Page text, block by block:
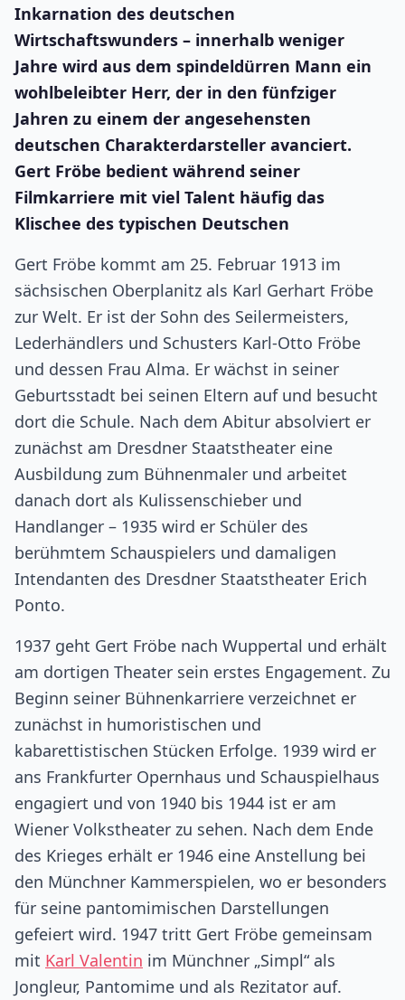
Inkarnation des deutschen
Wirtschaftswunders – innerhalb weniger
Jahre wird aus dem spindeldürren Mann ein
wohlbeleibter Herr, der in den fünfziger
Jahren zu einem der angesehensten
deutschen Charakterdarsteller avanciert.
Gert Fröbe bedient während seiner
Filmkarriere mit viel Talent häufig das
Klischee des typischen Deutschen
Gert Fröbe kommt am 25. Februar 1913 im
sächsischen Oberplanitz als Karl Gerhart Fröbe
zur Welt. Er ist der Sohn des Seilermeisters,
Lederhändlers und Schusters Karl-Otto Fröbe
und dessen Frau Alma. Er wächst in seiner
Geburtsstadt bei seinen Eltern auf und besucht
dort die Schule. Nach dem Abitur absolviert er
zunächst am Dresdner Staatstheater eine
Ausbildung zum Bühnenmaler und arbeitet
danach dort als Kulissenschieber und
Handlanger – 1935 wird er Schüler des
berühmtem Schauspielers und damaligen
Intendanten des Dresdner Staatstheater Erich
Ponto.
1937 geht Gert Fröbe nach Wuppertal und erhält
am dortigen Theater sein erstes Engagement. Zu
Beginn seiner Bühnenkarriere verzeichnet er
zunächst in humoristischen und
kabarettistischen Stücken Erfolge. 1939 wird er
ans Frankfurter Opernhaus und Schauspielhaus
engagiert und von 1940 bis 1944 ist er am
Wiener Volkstheater zu sehen. Nach dem Ende
des Krieges erhält er 1946 eine Anstellung bei
den Münchner Kammerspielen, wo er besonders
für seine pantomimischen Darstellungen
gefeiert wird. 1947 tritt Gert Fröbe gemeinsam
mit Karl Valentin im Münchner „Simpl“ als
Jongleur, Pantomime und als Rezitator auf.